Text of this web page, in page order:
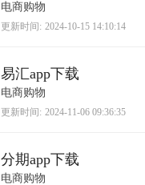
电商购物
更新时间: 2024-10-15 14:10:14
易汇app下载
电商购物
更新时间: 2024-11-06 09:36:35
分期app下载
电商购物